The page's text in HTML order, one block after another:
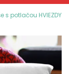
s potlačou HVIEZDY